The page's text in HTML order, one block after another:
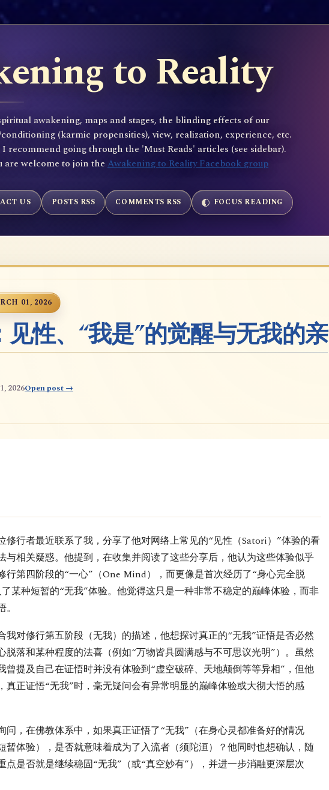
to Reality
awakening, maps and stages, the blinding effects of our
(karmic propensities), view, realization, experience, etc.
recommend going through the 'Must Reads' articles (see sidebar).
are welcome to join the Awakening to Reality Facebook group
US POSTS RSS COMMENTS RSS FOCUS READING
01, 2026
见性、“我是”的觉醒与无我的亲
2026Open post →
修行者最近联系了我，分享了他对网络上常见的“见性（Satori）”体验的看
与相关疑惑。他提到，在收集并阅读了这些分享后，他认为这些体验似乎
行第四阶段的“一心”（One Mind），而更像是首次经历了“身心完全脱
某种短暂的“无我”体验。他觉得这只是一种非常不稳定的巅峰体验，而非
我对修行第五阶段（无我）的描述，他想探讨真正的“无我”证悟是否必然
脱落和某种程度的法喜（例如“万物皆具圆满感与不可思议光明”）。虽然
曾提及自己在证悟时并没有体验到“虚空破碎、天地颠倒等等异相”，但他
真正证悟“无我”时，毫无疑问会有异常明显的巅峰体验或大彻大悟的感
问，在佛教体系中，如果真正证悟了“无我”（在身心灵都准备好的情况
暂体验），是否就意味着成为了入流者（须陀洹）？他同时也想确认，随
点是否就是继续稳固“无我”（或“真空妙有”），并进一步消融更深层次